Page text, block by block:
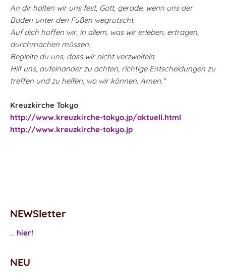
An dir halten wir uns fest, Gott, gerade, wenn uns der
Boden unter den Füßen wegrutscht.
Auf dich hoffen wir, in allem, was wir erleben, ertragen,
durchmachen müssen.
Begleite du uns, dass wir nicht verzweifeln.
Hilf uns, aufeinander zu achten, richtige Entscheidungen zu
treffen und zu helfen, wo wir können. Amen."
Kreuzkirche Tokyo
http://www.kreuzkirche-tokyo.jp/aktuell.html
http://www.kreuzkirche-tokyo.jp
NEWSletter
... hier!
NEU